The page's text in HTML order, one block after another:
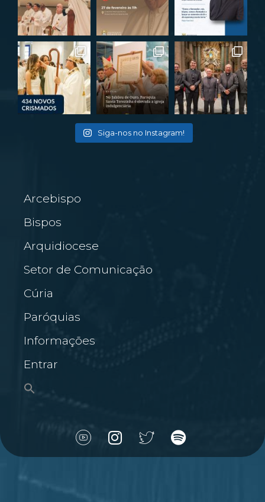
Siga-nos no Instagram!
Arcebispo
Bispos
Arquidiocese
Setor de Comunicação
Cúria
Paróquias
Informações
Entrar